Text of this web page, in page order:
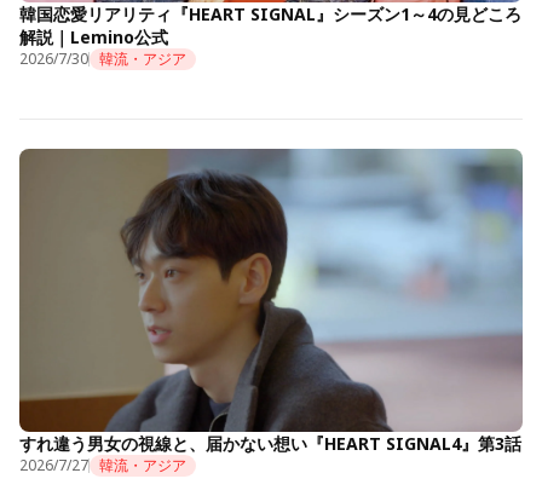
韓国恋愛リアリティ『HEART SIGNAL』シーズン1～4の見どころ
解説｜Lemino公式
2026/7/30 韓流・アジア
すれ違う男女の視線と、届かない想い『HEART SIGNAL4』第3話
2026/7/27 韓流・アジア